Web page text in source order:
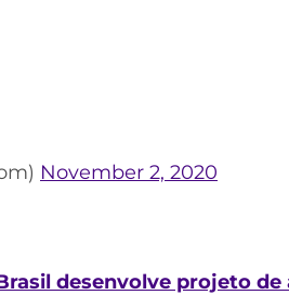
November 2, 2020
desenvolve projeto de